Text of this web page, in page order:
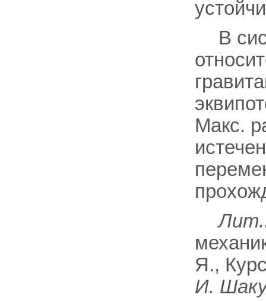
В
Макс.
Я.,
И.